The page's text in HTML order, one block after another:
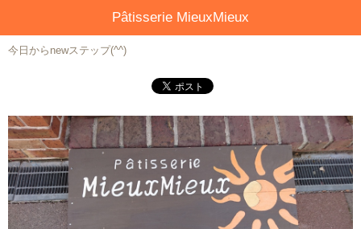
Pâtisserie MieuxMieux
今日からnewステップ(^^)